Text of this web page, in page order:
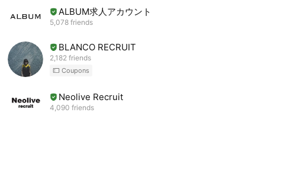
ALBUM求人アカウント
5,078 friends
BLANCO RECRUIT
2,182 friends
Coupons
Neolive Recruit
4,090 friends